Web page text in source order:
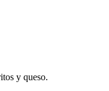
y queso.